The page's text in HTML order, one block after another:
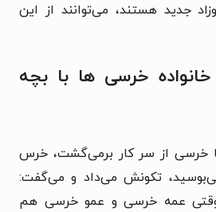
جدید هستند، می‌توانند از این
خرسی ها با بچه
خرسی از سر کار برمی‌گشت، خرس
تکونش می‌داد و می‌گفت:
وقتی عمه خرسی و عمو خرسی هم